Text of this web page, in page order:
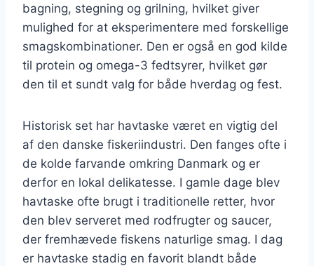
bagning, stegning og grilning, hvilket giver
mulighed for at eksperimentere med forskellige
smagskombinationer. Den er også en god kilde
til protein og omega-3 fedtsyrer, hvilket gør
den til et sundt valg for både hverdag og fest.
Historisk set har havtaske været en vigtig del
af den danske fiskeriindustri. Den fanges ofte i
de kolde farvande omkring Danmark og er
derfor en lokal delikatesse. I gamle dage blev
havtaske ofte brugt i traditionelle retter, hvor
den blev serveret med rodfrugter og saucer,
der fremhævede fiskens naturlige smag. I dag
er havtaske stadig en favorit blandt både